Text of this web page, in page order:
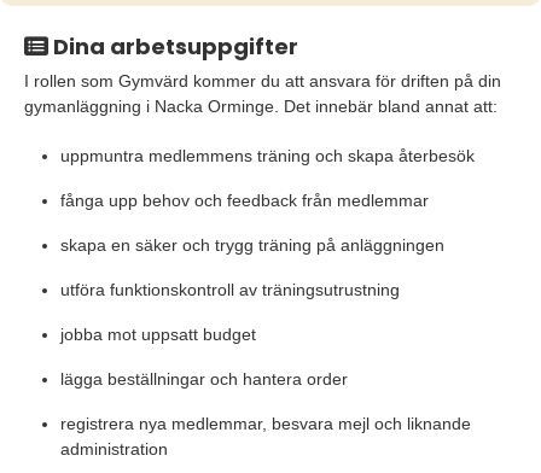
Dina arbetsuppgifter
I rollen som Gymvärd kommer du att ansvara för driften på din
gymanläggning i Nacka Orminge. Det innebär bland annat att:
uppmuntra medlemmens träning och skapa återbesök
fånga upp behov och feedback från medlemmar
skapa en säker och trygg träning på anläggningen
utföra funktionskontroll av träningsutrustning
jobba mot uppsatt budget
lägga beställningar och hantera order
registrera nya medlemmar, besvara mejl och liknande
administration